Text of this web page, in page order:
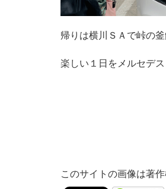
帰りは横川ＳＡで峠の釜
楽しい１日をメルセデ
このサイトの画像は著